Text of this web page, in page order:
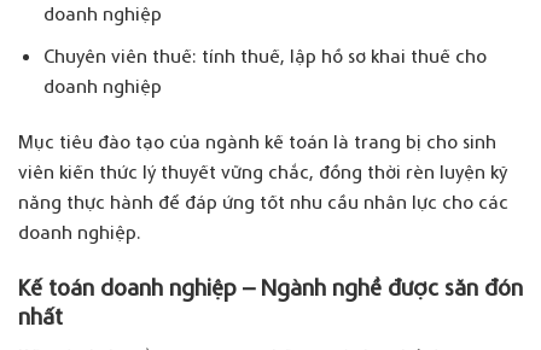
doanh nghiệp
Chuyên viên thuế: tính thuế, lập hồ sơ khai thuế cho
doanh nghiệp
Mục tiêu đào tạo của ngành kế toán là trang bị cho sinh
viên kiến thức lý thuyết vững chắc, đồng thời rèn luyện kỹ
năng thực hành để đáp ứng tốt nhu cầu nhân lực cho các
doanh nghiệp.
Kế toán doanh nghiệp – Ngành nghề được săn đón
nhất